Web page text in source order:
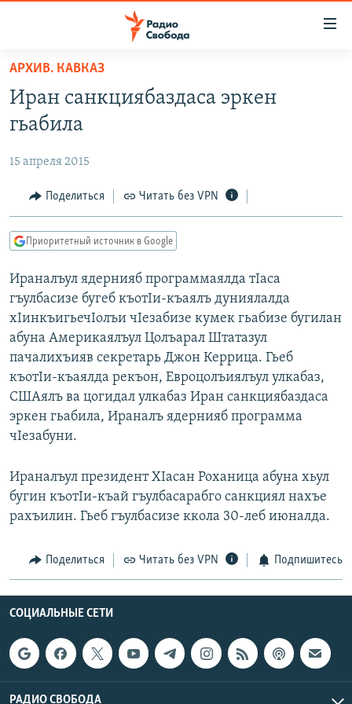
упрощенного
доступа
Вернуться
основному
Вернутся
главной
навигации
Вернутся
поиску
ПОДКАСТЫ
ЦИТАТЫ СВОБОДЫ
МНЕНИЯ
IDEL.РЕАЛИИ
КАВКАЗ.РЕАЛИИ
СЕВЕР.РЕАЛИИ
СИБИРЬ.РЕАЛИИ
РАСПИСАНИЕ ВЕЩАНИЯ
ПОДПИШИТЕСЬ НА РАССЫЛКУ
СОЦИАЛЬНЫЕ СЕТИ
АРХИВ. КАВКАЗ
Иран санкциябаздаса эркен
гьабила
15 апреля 2015
Поделиться Читать без VPN
Приоритетный источник в Google
Ираналъул ядернияб программаялда тIаса
гъулбасизе бугеб къотIи-къаялъ дуниялалда
хIинкъигьечIолъи чIезабизе кумек гьабизе бугилан
абуна Америкаялъул Цолъарал Штатазул
пачалихъияв секретарь Джон Керрица. Гьеб
къотIи-къаялда рекъон, Евроцолъиялъул улкабаз,
СШАялъ ва цогидал улкабаз Иран санкциябаздаса
эркен гьабила, Ираналъ ядернияб программа
чIезабуни.
Ираналъул президент ХIасан Роханица абуна хьул
бугин къотIи-къай гъулбасарабго санкциял нахъе
рахъилин. Гьеб гъулбасизе ккола 30-леб июналда.
Поделиться Читать без VPN Подпишитесь
СОЦИАЛЬНЫЕ СЕТИ
РАДИО СВОБОДА